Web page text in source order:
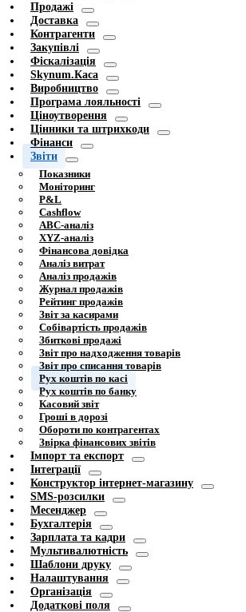
Продажі
Доставка
Контрагенти
Закупівлі
Фіскалізація
Skynum.Каса
Виробництво
Програма лояльності
Ціноутворення
Цінники та штрихкоди
Фінанси
Звіти
Показники
Моніторинг
P&L
Cashflow
ABC-аналіз
XYZ-аналіз
Фінансова довідка
Аналіз витрат
Аналіз продажів
Журнал продажів
Рейтинг продажів
Звіт за касирами
Собівартість продажів
Збиткові продажі
Звіт про надходження товарів
Звіт про списання товарів
Рух коштів по касі
Рух коштів по банку
Касовий звіт
Гроші в дорозі
Обороти по контрагентах
Звірка фінансових звітів
Імпорт та експорт
Інтеграції
Конструктор інтернет-магазину
SMS-розсилки
Месенджер
Бухгалтерія
Зарплата та кадри
Мультивалютність
Шаблони друку
Налаштування
Організація
Додаткові поля